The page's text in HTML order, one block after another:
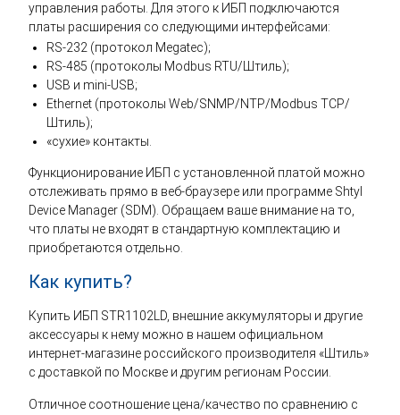
управления работы. Для этого к ИБП подключаются
платы расширения со следующими интерфейсами:
RS-232 (протокол Megatec);
RS-485 (протоколы Modbus RTU/Штиль);
USB и mini-USB;
Ethernet (протоколы Web/SNMP/NTP/Modbus TCP/
Штиль);
«сухие» контакты.
Функционирование ИБП с установленной платой можно
отслеживать прямо в веб-браузере или программе Shtyl
Device Manager (SDM). Обращаем ваше внимание на то,
что платы не входят в стандартную комплектацию и
приобретаются отдельно.
Как купить?
Купить ИБП STR1102LD, внешние аккумуляторы и другие
аксессуары к нему можно в нашем официальном
интернет-магазине российского производителя «Штиль»
с доставкой по Москве и другим регионам России.
Отличное соотношение цена/качество по сравнению с